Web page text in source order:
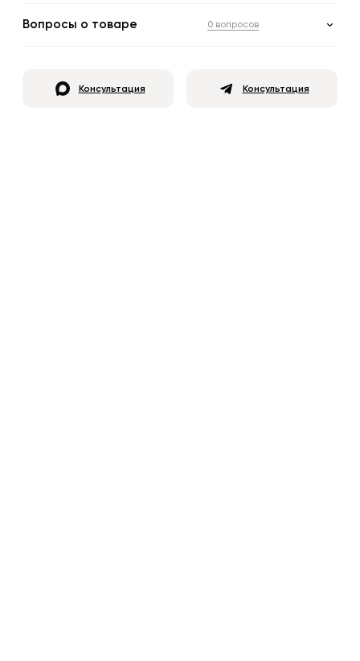
Вопросы о товаре 0 вопросов
Консультация Консультация